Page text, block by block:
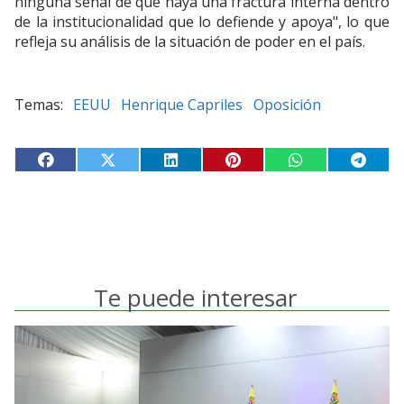
de la institucionalidad que lo defiende y apoya", lo que
refleja su análisis de la situación de poder en el país.
EEUU Henrique Capriles Oposición
Te puede interesar